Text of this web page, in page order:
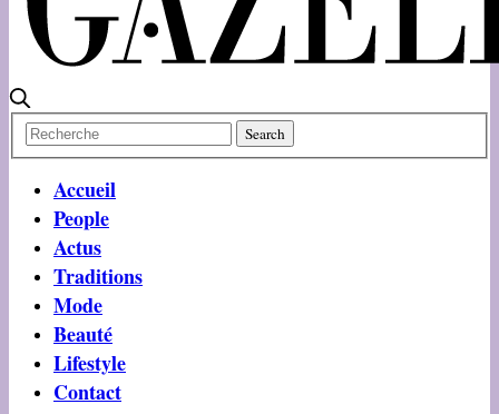
Accueil
People
Actus
Traditions
Mode
Beauté
Lifestyle
Contact